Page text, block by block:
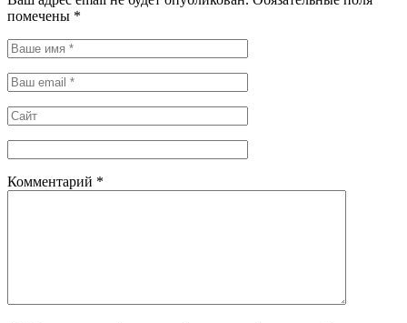
помечены *
Комментарий *